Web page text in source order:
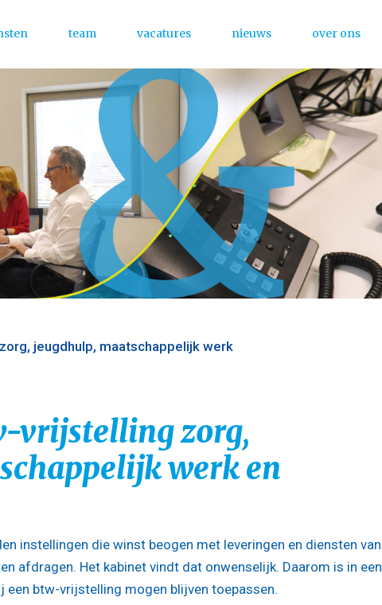
Menu
team vacatures nieuws over ons
jeugdhulp, maatschappelijk werk
vrijstelling zorg,
werk en
instellingen die winst beogen met leveringen en diensten van
afdragen. Het kabinet vindt dat onwenselijk. Daarom is in een
btw-vrijstelling mogen blijven toepassen.